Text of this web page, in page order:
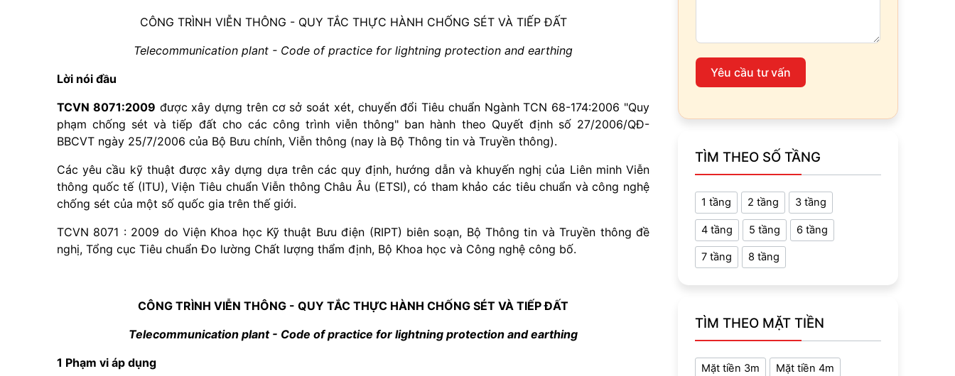
CÔNG TRÌNH VIỄN THÔNG - QUY TẮC THỰC HÀNH CHỐNG SÉT VÀ TIẾP ĐẤT
Telecommunication plant - Code of practice for lightning protection and earthing
Lời nói đầu
TCVN 8071:2009 được xây dựng trên cơ sở soát xét, chuyển đổi Tiêu chuẩn Ngành TCN 68-174:2006 "Quy
phạm chống sét và tiếp đất cho các công trình viễn thông" ban hành theo Quyết định số 27/2006/QĐ-
BBCVT ngày 25/7/2006 của Bộ Bưu chính, Viễn thông (nay là Bộ Thông tin và Truyền thông).
Các yêu cầu kỹ thuật được xây dựng dựa trên các quy định, hướng dẫn và khuyến nghị của Liên minh Viễn
thông quốc tế (ITU), Viện Tiêu chuẩn Viễn thông Châu Âu (ETSI), có tham khảo các tiêu chuẩn và công nghệ
chống sét của một số quốc gia trên thế giới.
TCVN 8071 : 2009 do Viện Khoa học Kỹ thuật Bưu điện (RIPT) biên soạn, Bộ Thông tin và Truyền thông đề
nghị, Tổng cục Tiêu chuẩn Đo lường Chất lượng thẩm định, Bộ Khoa học và Công nghệ công bố.
CÔNG TRÌNH VIỄN THÔNG - QUY TẮC THỰC HÀNH CHỐNG SÉT VÀ TIẾP ĐẤT
Telecommunication plant - Code of practice for lightning protection and earthing
1 Phạm vi áp dụng
Yêu cầu tư vấn
TÌM THEO SỐ TẦNG
1 tầng 2 tầng 3 tầng
4 tầng 5 tầng 6 tầng
7 tầng 8 tầng
TÌM THEO MẶT TIỀN
Mặt tiền 3m Mặt tiền 4m